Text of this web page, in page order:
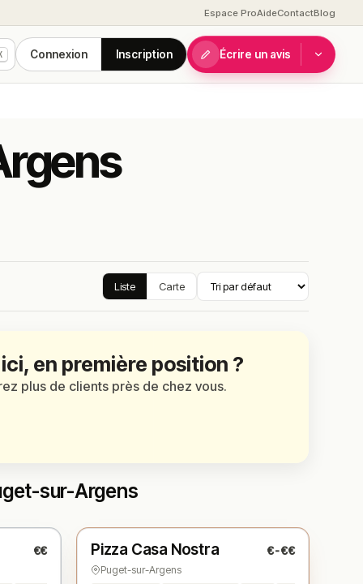
Espace ProAideContactBlog
Connexion Inscription Écrire un avis
Liste Carte
en première position ?
plus de clients près de chez vous.
sur-Argens
€€ ★ N° 3
Pizza Casa Nostra €-€€
Puget-sur-Argens